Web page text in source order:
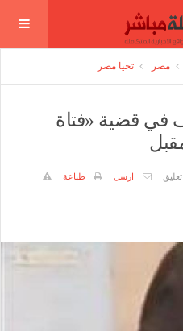
مصر تحيا مصر
في قضية «فتاة
ارسل
طباعة